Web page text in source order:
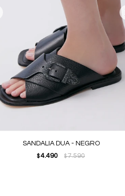
SANDALIA DUA - NEGRO
$4.490 $7.590